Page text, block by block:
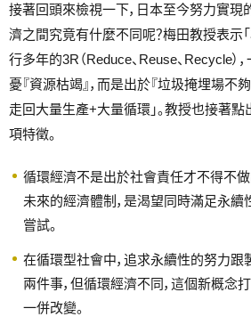
接著回頭來檢視一下，日本至今努力實現
濟之間究竟有什麼不同呢？梅田教授表示
行多年的3R（Reduce、Reuse、Recycle）
憂『資源枯竭』，而是出於『垃圾掩埋場不
走回大量生產+大量循環」。教授也接著
項特徵。
循環經濟不是出於社會責任才不得不
未來的經濟體制，是渴望同時滿足永
嘗試。
在循環型社會中，追求永續性的努力
兩件事，但循環經濟不同，這個新概念
一併改變。